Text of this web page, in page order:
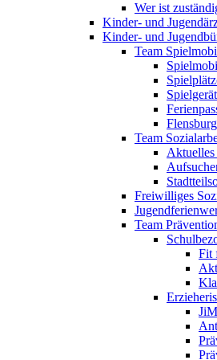
Wer ist
Kinder- und
Kinder- und
Team
Team
Aktuelles
Freiwilliges
Team
Fit